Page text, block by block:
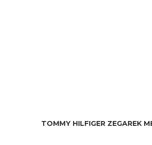
TOMMY HILFIGER ZEGAREK